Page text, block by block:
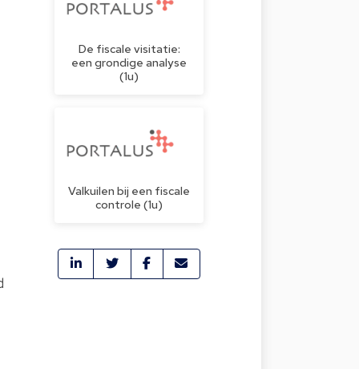
De fiscale visitatie:
een grondige analyse
(1u)
Valkuilen bij een fiscale
controle (1u)